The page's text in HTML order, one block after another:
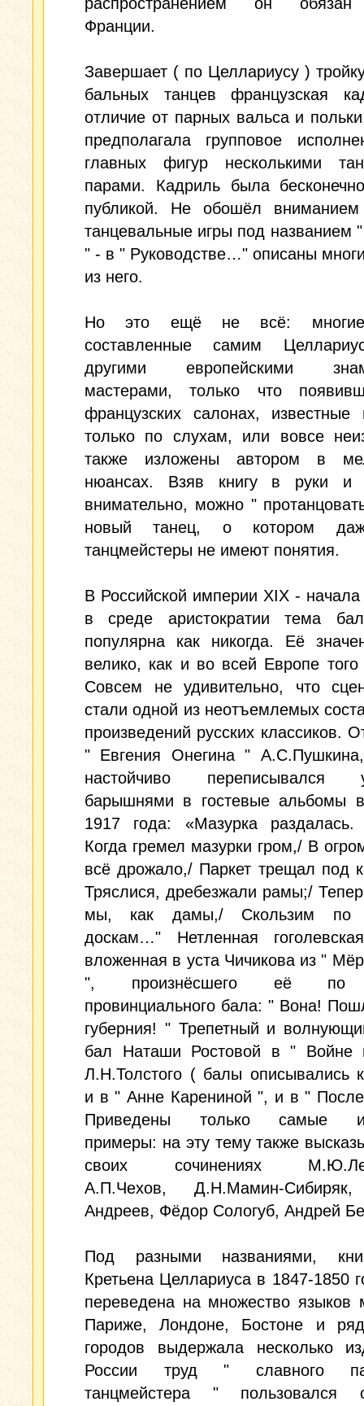
Франции.
Завершает ( по Целлариусу )
бальных танцев французская
отличие от парных вальса и
предполагала групповое
главных фигур несколькими
парами. Кадриль была
публикой. Не обошёл
танцевальные игры под названием "
" - в " Руководстве…" описаны
из него.
Но это ещё не всё:
составленные самим
другими европейскими
мастерами, только что
французских салонах, известные
только по слухам, или вовсе
также изложены автором в
нюансах. Взяв книгу в руки и
внимательно, можно "
новый танец, о котором
танцмейстеры не имеют понятия.
В Российской империи XIX - начала
в среде аристократии тема
популярна как никогда. Её
велико, как и во всей Европе
Совсем не удивительно, что
стали одной из неотъемлемых
произведений русских классиков.
" Евгения Онегина "
настойчиво переписывался
барышнями в гостевые альбомы
1917 года: «Мазурка
Когда гремел мазурки гром,/ В
всё дрожало,/ Паркет трещал под
Тряслися, дребезжали рамы;/
мы, как дамы,/ Скользим по
доскам…" Нетленная
вложенная в уста Чичикова из "
", произнёсшего её по
провинциального бала: " Вона!
губерния! " Трепетный и
бал Наташи Ростовой в "
Л.Н.Толстого ( балы описывались
и в " Анне Карениной ", и в "
Приведены только самые
примеры: на эту тему также
своих сочинениях
А.П.Чехов, Д.Н.Мамин-
Андреев, Фёдор Сологуб, Андрей
Под разными названиями,
Кретьена Целлариуса в 1847-1850
переведена на множество языков
Париже, Лондоне, Бостоне и
городов выдержала несколько
России труд " славного
танцмейстера " пользовался